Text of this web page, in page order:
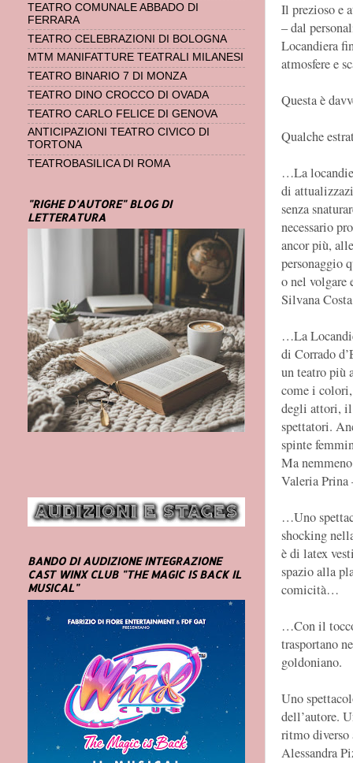
Il prezioso e
– dal
Locandiera
atmosfere e
Questa è
Qualche
…La
di
senza
necessario
ancor più,
personaggio
o nel volgare
Silvana
…La
di Corrado
un teatro più
come i
degli attori, il
spettatori.
spinte
Ma
Valeria Prina
…Uno
shocking
è di latex
spazio alla
comicità…
…Con il
trasportano
goldoniano.
Uno
dell’autore.
ritmo diverso
Alessandra
TEATRO COMUNALE ABBADO DI
FERRARA
TEATRO CELEBRAZIONI DI BOLOGNA
MTM MANIFATTURE TEATRALI MILANESI
TEATRO BINARIO 7 DI MONZA
TEATRO DINO CROCCO DI OVADA
TEATRO CARLO FELICE DI GENOVA
ANTICIPAZIONI TEATRO CIVICO DI
TORTONA
TEATROBASILICA DI ROMA
"RIGHE D'AUTORE" BLOG DI
LETTERATURA
BANDO DI AUDIZIONE INTEGRAZIONE
CAST WINX CLUB "THE MAGIC IS BACK IL
MUSICAL"